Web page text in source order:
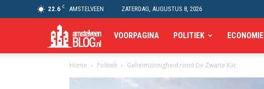
22.6 C AMSTELVEEN ZATERDAG, AUGUSTUS 8, 2026
Amstelveen
Blog
VOORPAGINA POLITIEK ECONOMIE
Home Politiek Geheimzinnigheid rond De Zwarte Kat